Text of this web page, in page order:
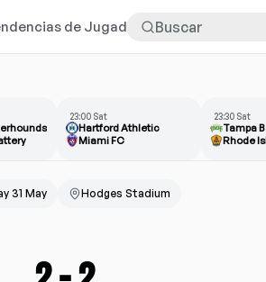
de Jugadores Más
23:00 Sat
Hartford Athletic
Miami FC
23:30 Sat
Tampa
Rhode
31 May Hodges Stadium